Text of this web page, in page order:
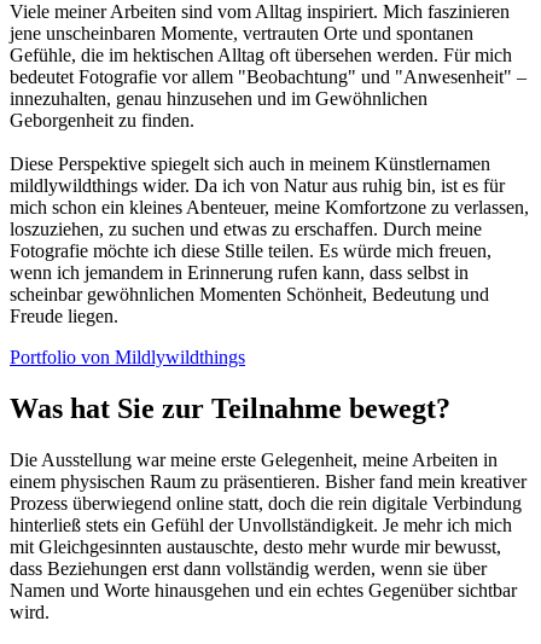
Viele meiner Arbeiten sind vom Alltag inspiriert. Mich faszinieren
jene unscheinbaren Momente, vertrauten Orte und spontanen
Gefühle, die im hektischen Alltag oft übersehen werden. Für mich
bedeutet Fotografie vor allem "Beobachtung" und "Anwesenheit" –
innezuhalten, genau hinzusehen und im Gewöhnlichen
Geborgenheit zu finden.
Diese Perspektive spiegelt sich auch in meinem Künstlernamen
mildlywildthings wider. Da ich von Natur aus ruhig bin, ist es für
mich schon ein kleines Abenteuer, meine Komfortzone zu verlassen,
loszuziehen, zu suchen und etwas zu erschaffen. Durch meine
Fotografie möchte ich diese Stille teilen. Es würde mich freuen,
wenn ich jemandem in Erinnerung rufen kann, dass selbst in
scheinbar gewöhnlichen Momenten Schönheit, Bedeutung und
Freude liegen.
Portfolio von Mildlywildthings
Was hat Sie zur Teilnahme bewegt?
Die Ausstellung war meine erste Gelegenheit, meine Arbeiten in
einem physischen Raum zu präsentieren. Bisher fand mein kreativer
Prozess überwiegend online statt, doch die rein digitale Verbindung
hinterließ stets ein Gefühl der Unvollständigkeit. Je mehr ich mich
mit Gleichgesinnten austauschte, desto mehr wurde mir bewusst,
dass Beziehungen erst dann vollständig werden, wenn sie über
Namen und Worte hinausgehen und ein echtes Gegenüber sichtbar
wird.